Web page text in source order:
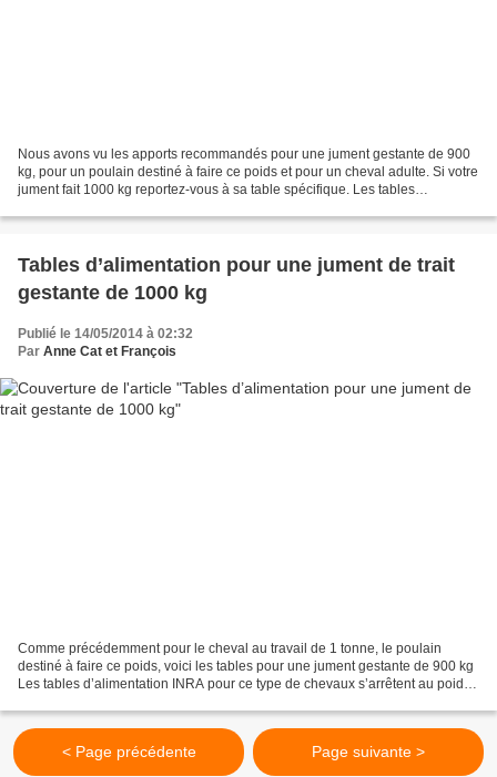
Nous avons vu les apports recommandés pour une jument gestante de 900
kg, pour un poulain destiné à faire ce poids et pour un cheval adulte. Si votre
jument fait 1000 kg reportez-vous à sa table spécifique. Les tables
Tables d’alimentation pour une jument de trait
gestante de 1000 kg
Publié le 14/05/2014 à 02:32
Par Anne Cat et François
Comme précédemment pour le cheval au travail de 1 tonne, le poulain
destiné à faire ce poids, voici les tables pour une jument gestante de 900 kg
Les tables d’alimentation INRA pour ce type de chevaux s’arrêtent au poids
< Page précédente Page suivante >